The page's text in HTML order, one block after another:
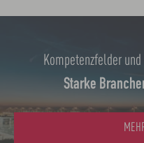
Starke
Kompetenzfelder